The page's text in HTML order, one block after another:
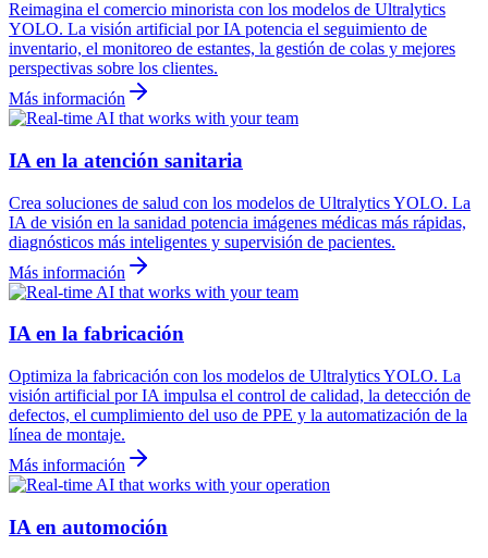
Reimagina el comercio minorista con los modelos de Ultralytics
YOLO. La visión artificial por IA potencia el seguimiento de
inventario, el monitoreo de estantes, la gestión de colas y mejores
perspectivas sobre los clientes.
Más información
IA en la atención sanitaria
Crea soluciones de salud con los modelos de Ultralytics YOLO. La
IA de visión en la sanidad potencia imágenes médicas más rápidas,
diagnósticos más inteligentes y supervisión de pacientes.
Más información
IA en la fabricación
Optimiza la fabricación con los modelos de Ultralytics YOLO. La
visión artificial por IA impulsa el control de calidad, la detección de
defectos, el cumplimiento del uso de PPE y la automatización de la
línea de montaje.
Más información
IA en automoción